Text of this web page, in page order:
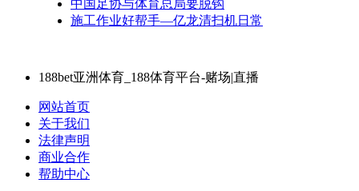
中国足协与体育总局要脱钩
施工作业好帮手—亿龙清扫机日常
188bet亚洲体育_188体育平台-赌场|直播
网站首页
关于我们
法律声明
商业合作
帮助中心